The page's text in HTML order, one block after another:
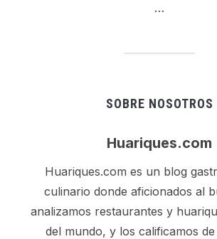
…
SOBRE NOSOTROS
Huariques.com
Huariques.com es un blog
culinario donde aficionados al
analizamos restaurantes y
del mundo, y los calificamos